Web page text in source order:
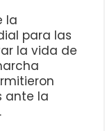
la
para las
la vida de
ante la